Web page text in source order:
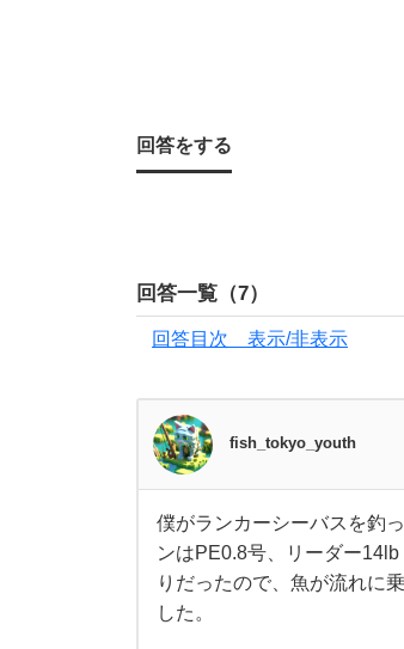
と
あ
る
み
な
さ
ん
に
回答をする
回答一覧（7）
回答目次 表示/非表示
fish_tokyo_youth
僕
が
ラ
ン
カ
僕がランカーシーバスを釣
ンはPE0.8号、リーダー
りだったので、魚が流れに
した。